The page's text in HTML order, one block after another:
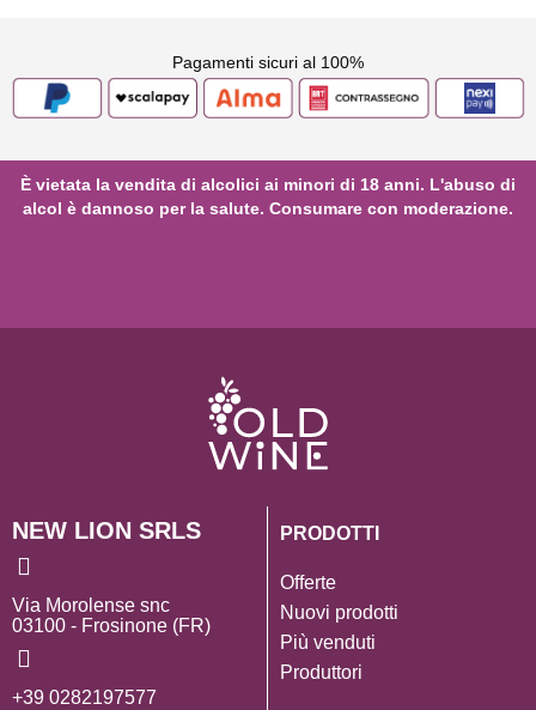
Pagamenti sicuri al 100%
È vietata la vendita di alcolici ai minori di 18 anni. L'abuso di
alcol è dannoso per la salute. Consumare con moderazione.
NEW LION SRLS
Via Morolense snc
03100 - Frosinone (FR)
+39 0282197577
PRODOTTI
Offerte
Nuovi prodotti
Più venduti
Produttori